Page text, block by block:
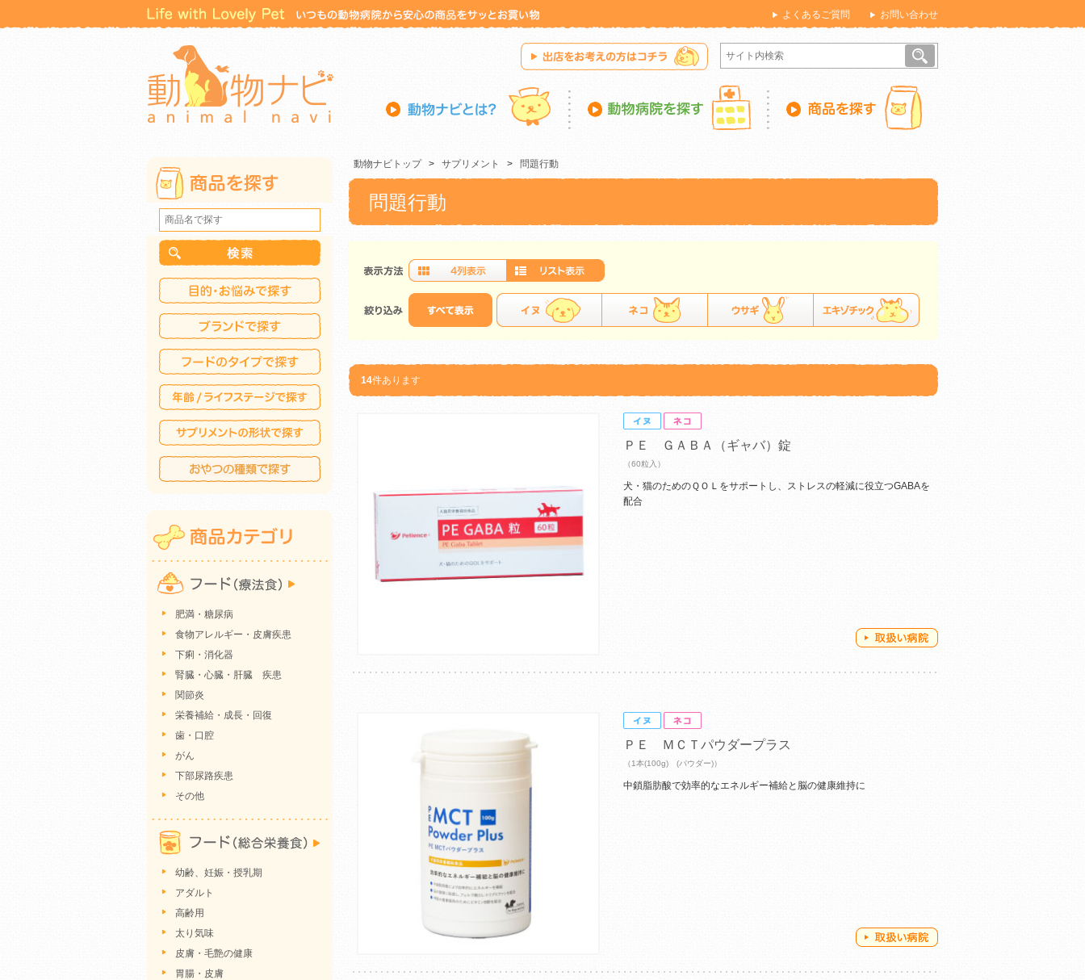
よくあるご質問 お問い合わせ
動物ナビトップ > サプリメント > 問題行動
問題行動
14件あります
ＰＥ ＧＡＢＡ（ギャバ）錠
（60粒入）
犬・猫のためのＱＯＬをサポートし、ストレスの軽減に役立つGABAを
配合
ＰＥ ＭＣＴパウダープラス
（1本(100g) (パウダー)）
中鎖脂肪酸で効率的なエネルギー補給と脳の健康維持に
肥満・糖尿病
食物アレルギー・皮膚疾患
下痢・消化器
腎臓・心臓・肝臓 疾患
関節炎
栄養補給・成長・回復
歯・口腔
がん
下部尿路疾患
その他
幼齢、妊娠・授乳期
アダルト
高齢用
太り気味
皮膚・毛艶の健康
胃腸・皮膚